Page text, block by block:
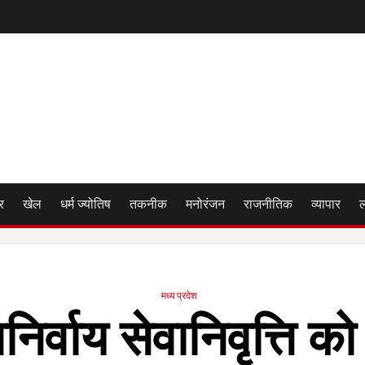
खेल धर्म ज्योतिष तकनीक मनोरंजन राजनीतिक व्यापार
मध्य प्रदेश
सेवानिवृत्ति